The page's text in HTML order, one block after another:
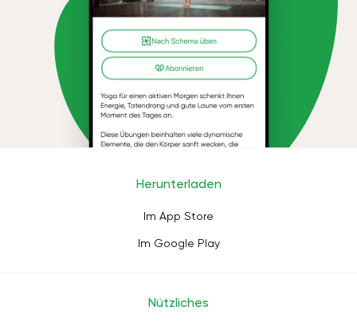
Herunterladen
Im App Store
Im Google Play
Nützliches